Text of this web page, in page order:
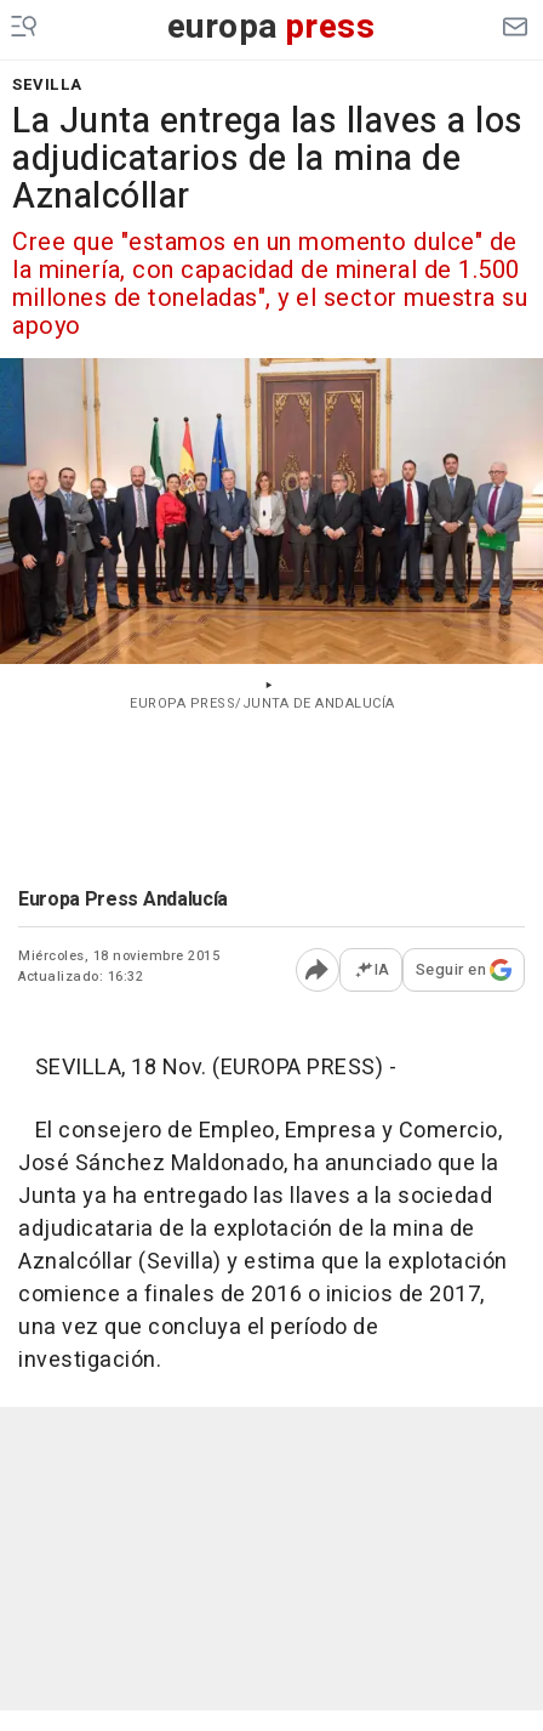
europa press
SEVILLA
La Junta entrega las llaves a los
adjudicatarios de la mina de
Aznalcóllar
Cree que "estamos en un momento dulce" de
la minería, con capacidad de mineral de 1.500
millones de toneladas", y el sector muestra su
apoyo
EUROPA PRESS/JUNTA DE ANDALUCÍA
Europa Press Andalucía
Miércoles, 18 noviembre 2015
Actualizado: 16:32
Abrir opciones para
IA Seguir en
SEVILLA, 18 Nov. (EUROPA PRESS) -
El consejero de Empleo, Empresa y Comercio,
José Sánchez Maldonado, ha anunciado que la
Junta ya ha entregado las llaves a la sociedad
adjudicataria de la explotación de la mina de
Aznalcóllar (Sevilla) y estima que la explotación
comience a finales de 2016 o inicios de 2017,
una vez que concluya el período de
investigación.